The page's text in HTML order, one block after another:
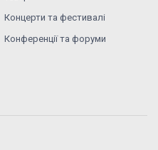
Концерти та фестивалі
Конференції та форуми